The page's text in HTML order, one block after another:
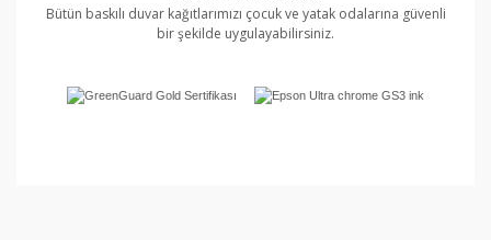
Bütün baskılı duvar kağıtlarımızı çocuk ve yatak odalarına güvenli
bir şekilde uygulayabilirsiniz.